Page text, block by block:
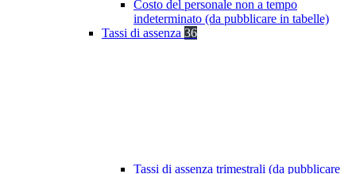
Costo del personale non a tempo
indeterminato (da pubblicare in tabelle)
Tassi di assenza 36
Tassi di assenza trimestrali (da pubblicare